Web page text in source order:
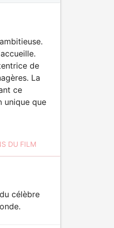
de
La
ce
unique que
DU FILM
célèbre